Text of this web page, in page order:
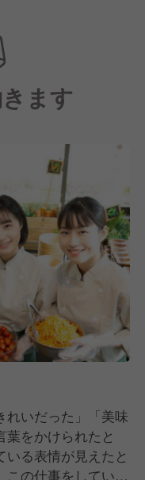
。幅広い層に支持
懐かしさを感じる
ズ かみむら牧場
開。全室個室の落ち
をする
すすめ 季節に合わ
けする食べ放題店
る大人気の食べ放
されるサービスと美
育・加工・販売・
６次化スタイル」
ます
れいだった」「美味
葉をかけられたと
る表情が見えたと
この仕事をしていて